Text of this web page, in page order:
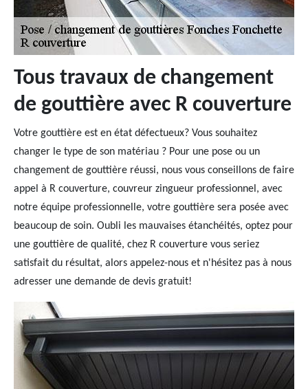
Tous travaux de changement
de gouttière avec R couverture
Votre gouttière est en état défectueux? Vous souhaitez
changer le type de son matériau ? Pour une pose ou un
changement de gouttière réussi, nous vous conseillons de faire
appel à R couverture, couvreur zingueur professionnel, avec
notre équipe professionnelle, votre gouttière sera posée avec
beaucoup de soin. Oubli les mauvaises étanchéités, optez pour
une gouttière de qualité, chez R couverture vous seriez
satisfait du résultat, alors appelez-nous et n'hésitez pas à nous
adresser une demande de devis gratuit!